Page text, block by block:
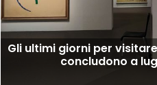
Gli ultimi giorni per
concludono a